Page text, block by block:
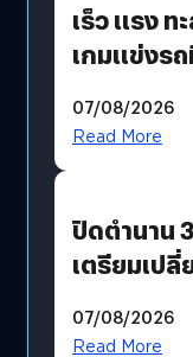
เร็ว แรง ท
เกมแข่งร
07/08/2026
Read More
ปิดตำนาน
เตรียมเป
อวกาศเต็ม
07/08/2026
Read More